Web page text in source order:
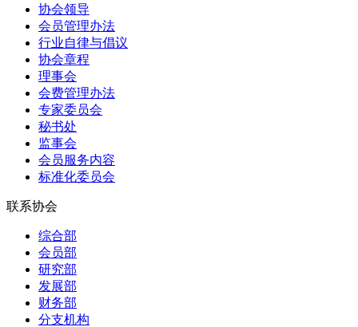
协会领导
会员管理办法
行业自律与倡议
协会章程
理事会
会费管理办法
专家委员会
秘书处
监事会
会员服务内容
标准化委员会
联系协会
综合部
会员部
研究部
发展部
财务部
分支机构